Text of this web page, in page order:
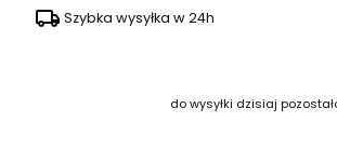
Szybka wysyłka w 24h
do wysyłki dzisiaj